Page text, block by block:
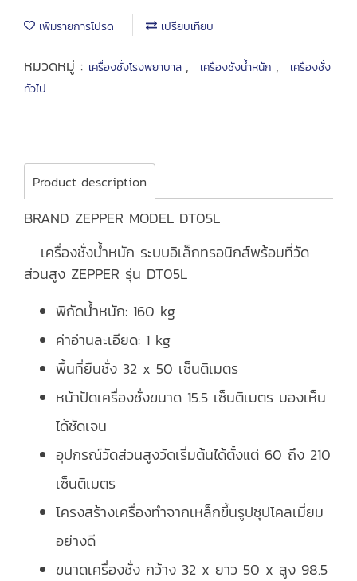
เพิ่มรายการโปรด เปรียบเทียบ
หมวดหมู่ : เครื่องชั่งโรงพยาบาล , เครื่องชั่งน้ำหนัก ,
เครื่องชั่ง
ทั่วไป
Product description
BRAND ZEPPER MODEL DT05L
เครื่องชั่งน้ำหนัก ระบบอิเล็กทรอนิกส์พร้อมที่วัด
ส่วนสูง ZEPPER รุ่น DT05L
พิกัดน้ำหนัก: 160 kg
ค่าอ่านละเอียด: 1 kg
พื้นที่ยืนชั่ง 32 x 50 เซ็นติเมตร
หน้าปัดเครื่องชั่งขนาด 15.5 เซ็นติเมตร มองเห็น
ได้ชัดเจน
อุปกรณ์วัดส่วนสูงวัดเริ่มต้นได้ตั้งแต่ 60 ถึง 210
เซ็นติเมตร
โครงสร้างเครื่องทำจากเหล็กขึ้นรูปชุปโคลเมี่ยม
อย่างดี
ขนาดเครื่องชั่ง กว้าง 32 x ยาว 50 x สูง 98.5